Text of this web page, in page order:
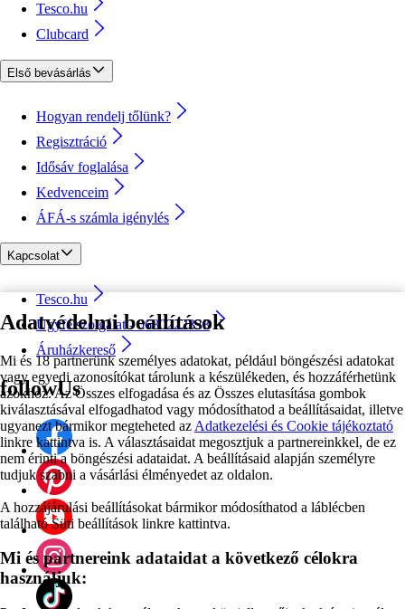
Adatvédelmi beállítások
Mi és 18 partnerünk személyes adatokat, például böngészési adatokat
vagy egyedi azonosítókat tárolunk a készülékeden, és hozzáférhetünk
azokhoz. Az Összes elfogadása és az Összes elutasítása gombok
kiválasztásával elfogadhatod vagy módosíthatod a beállításaidat, illetve
ugyanezt bármikor megteheted az Adatkezelési és Cookie tájékoztató
linkre kattintva is. A választásaidat megosztjuk a partnereinkkel, de ez
nem érinti a böngészési adataidat. A beállításaid alapján személyre
tudjuk szabni a vásárlási élményedet az oldalon.
A hozzájárulási beállításokat bármikor módosíthatod a láblécben
található Süti beállítások linkre kattintva.
Mi és partnereink adataidat a következő célokra
használjuk:
Tesco.hu
Clubcard
Első bevásárlás
Hogyan rendelj tőlünk?
Regisztráció
Idősáv foglalása
Kedvenceim
ÁFÁ-s számla igénylés
Kapcsolat
Tesco.hu
Ügyfélszolgálat - 0680222333
Áruházkereső
followUs